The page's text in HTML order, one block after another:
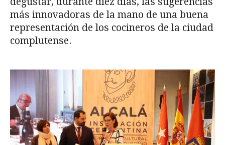
más innovadoras de la mano de una buena
representación de los cocineros de la ciudad
complutense.